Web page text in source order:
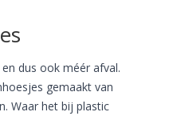
dus ook méér afval.
gemaakt van
Waar het bij plastic